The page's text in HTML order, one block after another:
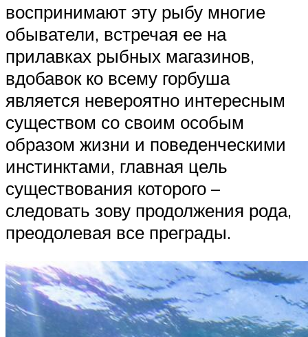
воспринимают эту рыбу многие
обыватели, встречая ее на
прилавках рыбных магазинов,
вдобавок ко всему горбуша
является невероятно интересным
существом со своим особым
образом жизни и поведенческими
инстинктами, главная цель
существования которого –
следовать зову продолжения рода,
преодолевая все преграды.